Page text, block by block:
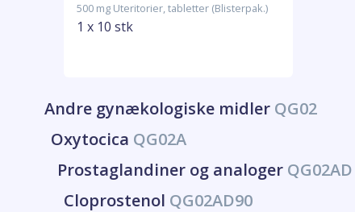
500 mg Uteritorier, tabletter (Blisterpak.)
1 x 10 stk
Andre gynækologiske midler QG02
Oxytocica QG02A
Prostaglandiner og analoger QG02AD
Cloprostenol QG02AD90